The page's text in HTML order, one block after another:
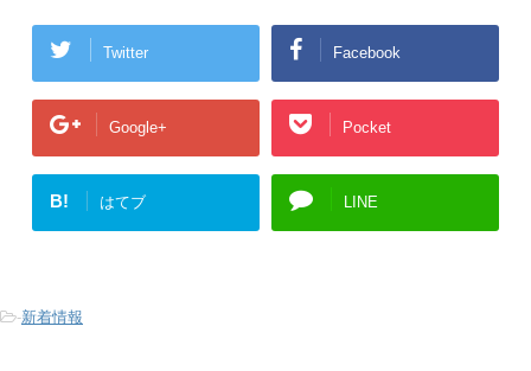
Twitter Facebook
Google+ Pocket
B! はてブ LINE
-新着情報